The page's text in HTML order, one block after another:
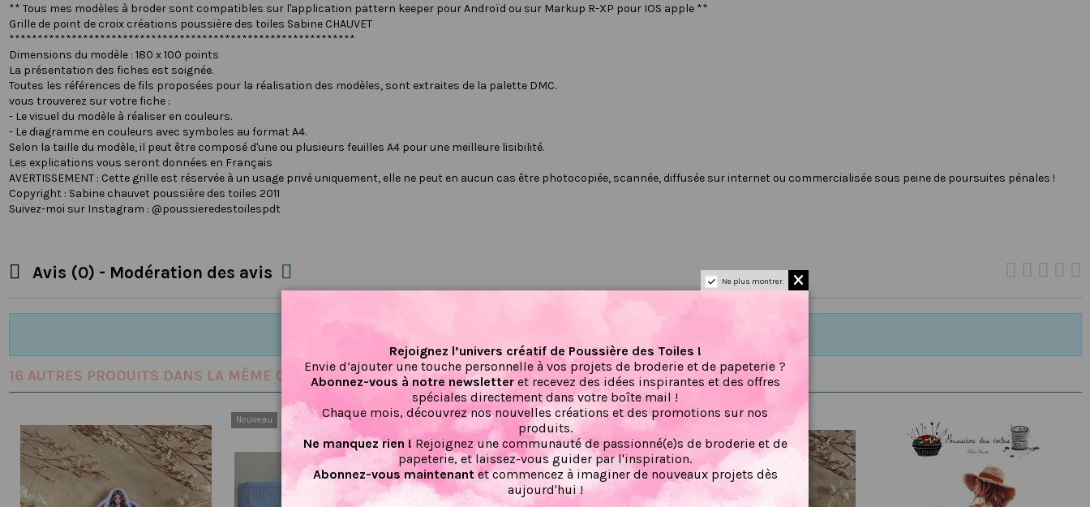
** Tous mes modèles à broder sont compatibles sur l'application pattern keeper pour Androïd ou sur Markup R-XP pour IOS apple **
Grille de point de croix créations poussière des toiles Sabine CHAUVET
*************************************************************
Dimensions du modèle : 180 x 100 points
La présentation des fiches est soignée.
Toutes les références de fils proposées pour la réalisation des modèles, sont extraites de la palette DMC.
vous trouverez sur votre fiche :
- Le visuel du modèle à réaliser en couleurs.
- Le diagramme en couleurs avec symboles au format A4.
Selon la taille du modèle, il peut être composé d'une ou plusieurs feuilles A4 pour une meilleure lisibilité.
Les explications vous seront données en Français
AVERTISSEMENT : Cette grille est réservée à un usage privé uniquement, elle ne peut en aucun cas être photocopiée, scannée, diffusée sur internet ou commercialisée sous peine de poursuites pénales !
Copyright : Sabine chauvet poussière des toiles 2011
Suivez-moi sur Instagram : @poussieredestoilespdt
 Avis (0) - Modération des avis 
16 AUTRES PRODUITS DANS LA MÊME CATÉGORIE :
Nouveau
Ne plus montrer.
Rejoignez l’univers créatif de Poussière des Toiles !
Envie d’ajouter une touche personnelle à vos projets de broderie et de papeterie ?
Abonnez-vous à notre newsletteret recevez des idées inspirantes et des offres
spéciales directement dans votre boîte mail !
Chaque mois, découvrez nos nouvelles créations et des promotions sur nos
produits.
Ne manquez rien ! Rejoignez une communauté de passionné(e)s de broderie et de
papeterie, et laissez-vous guider par l'inspiration.
Abonnez-vous maintenantet commencez à imaginer de nouveaux projets dès
aujourd'hui !